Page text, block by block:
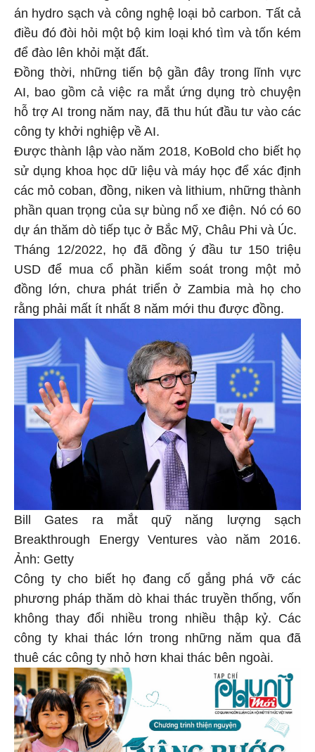
án hydro sạch và công nghệ loại bỏ carbon. Tất cả
điều đó đòi hỏi một bộ kim loại khó tìm và tốn kém
để đào lên khỏi mặt đất.
Đồng thời, những tiến bộ gần đây trong lĩnh vực
AI, bao gồm cả việc ra mắt ứng dụng trò chuyện
hỗ trợ AI trong năm nay, đã thu hút đầu tư vào các
công ty khởi nghiệp về AI.
Được thành lập vào năm 2018, KoBold cho biết họ
sử dụng khoa học dữ liệu và máy học để xác định
các mỏ coban, đồng, niken và lithium, những thành
phần quan trọng của sự bùng nổ xe điện. Nó có 60
dự án thăm dò tiếp tục ở Bắc Mỹ, Châu Phi và Úc.
Tháng 12/2022, họ đã đồng ý đầu tư 150 triệu
USD để mua cổ phần kiểm soát trong một mỏ
đồng lớn, chưa phát triển ở Zambia mà họ cho
rằng phải mất ít nhất 8 năm mới thu được đồng.
Bill Gates ra mắt quỹ năng lượng sạch
Breakthrough Energy Ventures vào năm 2016.
Ảnh: Getty
Công ty cho biết họ đang cố gắng phá vỡ các
phương pháp thăm dò khai thác truyền thống, vốn
không thay đổi nhiều trong nhiều thập kỷ. Các
công ty khai thác lớn trong những năm qua đã
thuê các công ty nhỏ hơn khai thác bên ngoài.